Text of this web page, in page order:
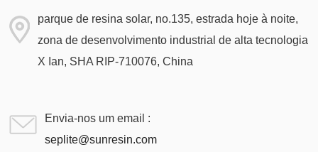
parque de resina solar, no.135, estrada hoje à noite,
zona de desenvolvimento industrial de alta tecnologia
X Ian, SHA RIP-710076, China
Envia-nos um email :
seplite@sunresin.com